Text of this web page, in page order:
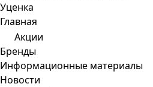
Уценка
Главная
Акции
Бренды
Информационные материалы
Новости